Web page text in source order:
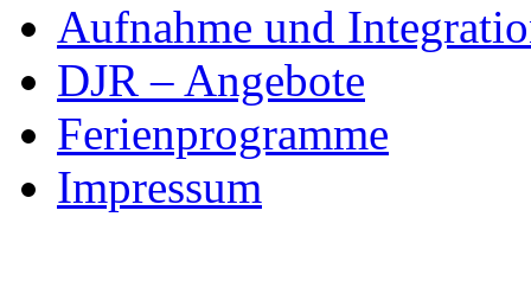
Aufnahme und
DJR – Angebote
Ferienprogramme
Impressum